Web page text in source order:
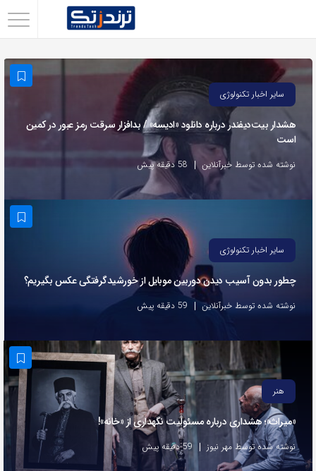
با
استفاده
روش‌های
زیر
این
دوستان
خود
اشتراک
بگذارید.
کپی
لینک
سایر اخبار تکنولوژی
هشدار بیت‌دیفندر درباره دانلود «ادیسه» / بدافزار سرقت رمز عبور در کمین
است
نوشته شده توسط خبرآنلاین 58 دقیقه پیش
سایر اخبار تکنولوژی
چطور بدون آسیب دیدن دوربین موبایل از خورشیدگرفتگی عکس بگیریم؟
نوشته شده توسط خبرآنلاین 59 دقیقه پیش
هنر
«میراث»؛ هشداری درباره مسئولیت نگهداری از «خانه»!
نوشته شده توسط مهر نیوز 59 دقیقه پیش